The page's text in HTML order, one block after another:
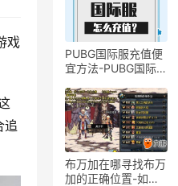
戏
追
PUBG国际服充值便
宜方法-PUBG国际服
值方式
布万加在哪寻找布万
加的正确位置-如何